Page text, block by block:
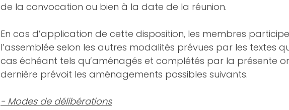
de la convocation ou bien à la date de la réunion.
En cas d’application de cette disposition, les membres
l’assemblée selon les autres modalités prévues par les textes
cas échéant tels qu’aménagés et complétés par la présente
dernière prévoit les aménagements possibles suivants.
- Modes de délibérations